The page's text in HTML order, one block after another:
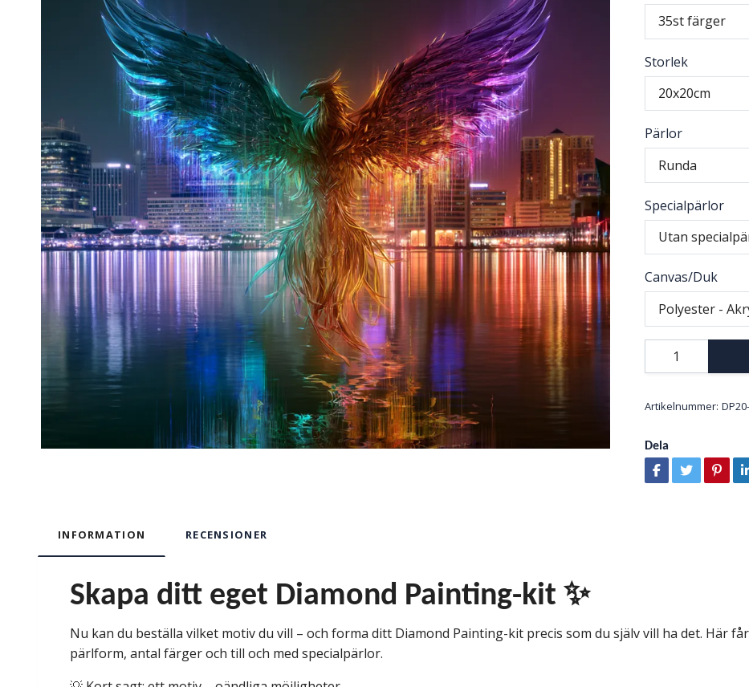
35st färger
Storlek
20x20cm
Pärlor
Runda
Specialpärlor
Utan
Canvas/Duk
Polyester -
Artikelnummer:
Dela
INFORMATION RECENSIONER
Skapa ditt eget Diamond Painting-kit ✨
Nu kan du beställa vilket motiv du vill – och forma ditt Diamond Painting-kit precis som du själv vill ha det. Här
pärlform, antal färger och till och med specialpärlor.